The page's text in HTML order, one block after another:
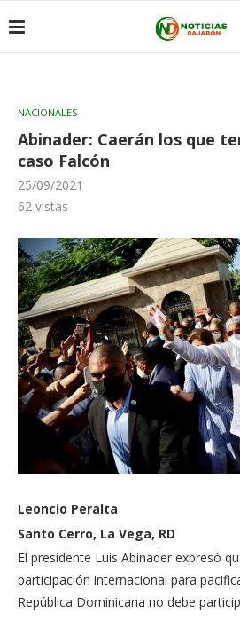
NACIONALES
Abinader: Caerán los que
caso Falcón
25/09/2021
62 vistas
Leoncio Peralta
Santo Cerro, La Vega, RD
El presidente Luis Abina­der expresó
participación interna­cional para
República Domi­nicana no debe